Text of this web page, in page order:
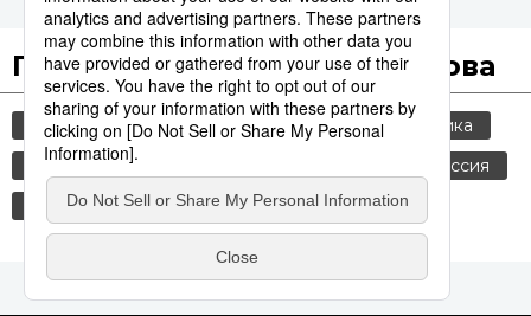
Популярные поисковые слова
общество jiji press культура
политика
история
россия
транспорт
шпионаж